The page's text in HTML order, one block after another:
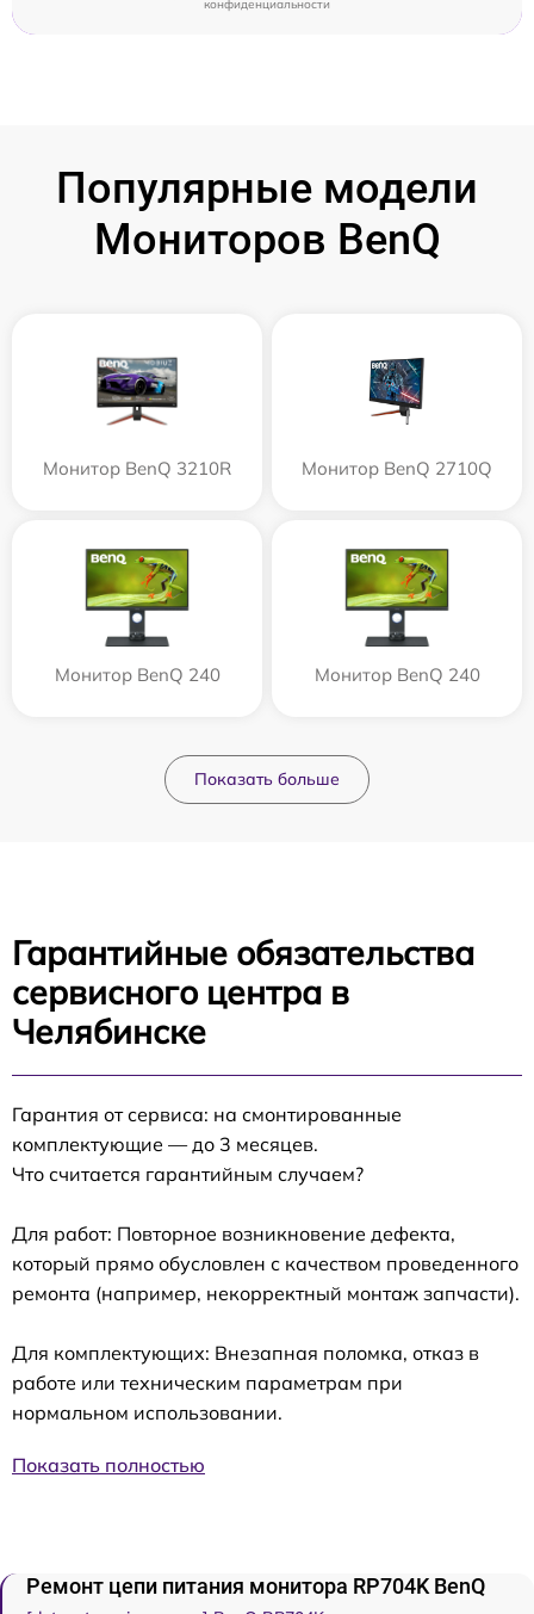
конфиденциальности
Популярные модели
Мониторов BenQ
Монитор BenQ 3210R Монитор BenQ 2710Q
Монитор BenQ 240 Монитор BenQ 240
Показать больше
Гарантийные обязательства
сервисного центра в
Челябинске
Гарантия от сервиса: на смонтированные
комплектующие — до 3 месяцев.
Что считается гарантийным случаем?
Для работ: Повторное возникновение дефекта,
который прямо обусловлен с качеством проведенного
ремонта (например, некорректный монтаж запчасти).
Для комплектующих: Внезапная поломка, отказ в
работе или техническим параметрам при
нормальном использовании.
Показать полностью
Ремонт цепи питания монитора RP704K BenQ